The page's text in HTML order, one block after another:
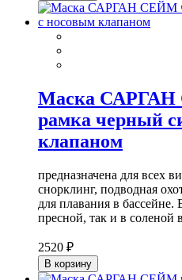
Маска САРГАН
рамка черный
клапаном
предназначена для всех
снорклинг, подводная
для плавания в бассейне.
пресной, так и в соленой
2520 ₽
В корзину